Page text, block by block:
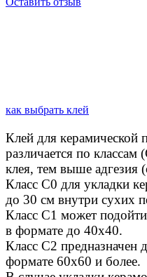
как выбрать клей
Клей для керамической
различается по
клея, тем выше адгезия
Класс С0 для укладки
до 30 см внутри сухих
Класс C1 может
в формате до 40х40.
Класс C2 предназначен
формате 60х60 и более.